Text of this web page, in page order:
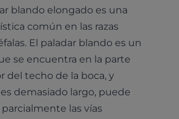
blando elongado es una
común en las razas
El paladar blando es un
se encuentra en la parte
del techo de la boca, y
demasiado largo, puede
las vías